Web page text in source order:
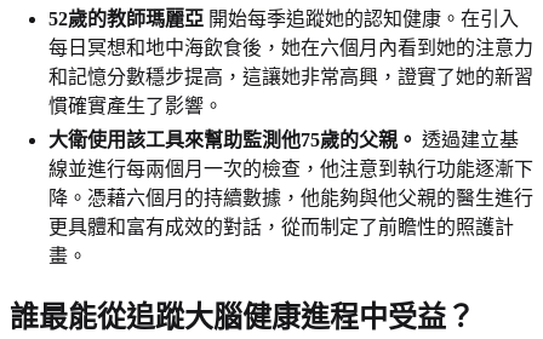
52歲的教師瑪麗亞 開始每季追蹤她的認知健康。在引入
每日冥想和地中海飲食後，她在六個月內看到她的注意力
和記憶分數穩步提高，這讓她非常高興，證實了她的新習
慣確實產生了影響。
大衛使用該工具來幫助監測他75歲的父親。 透過建立基
線並進行每兩個月一次的檢查，他注意到執行功能逐漸下
降。憑藉六個月的持續數據，他能夠與他父親的醫生進行
更具體和富有成效的對話，從而制定了前瞻性的照護計
畫。
誰最能從追蹤大腦健康進程中受益？